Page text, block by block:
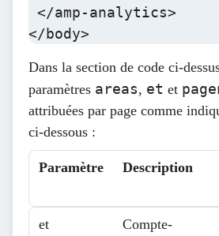
</amp-analytics>
</body>
Dans la section de code ci-
paramètres areas, et et
attribuées par page comme
ci-dessous :
Paramètre Description
Paramètre
Description
et
Compte-